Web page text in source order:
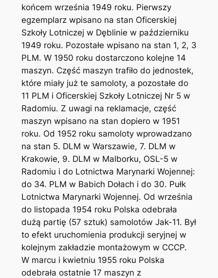
końcem września 1949 roku. Pierwszy
egzemplarz wpisano na stan Oficerskiej
Szkoły Lotniczej w Dęblinie w październiku
1949 roku. Pozostałe wpisano na stan 1, 2, 3
PLM. W 1950 roku dostarczono kolejne 14
maszyn. Część maszyn trafiło do jednostek,
które miały już te samoloty, a pozostałe do
11 PLM i Oficerskiej Szkoły Lotniczej Nr 5 w
Radomiu. Z uwagi na reklamacje, część
maszyn wpisano na stan dopiero w 1951
roku. Od 1952 roku samoloty wprowadzano
na stan 5. DLM w Warszawie, 7. DLM w
Krakowie, 9. DLM w Malborku, OSL-5 w
Radomiu i do Lotnictwa Marynarki Wojennej:
do 34. PLM w Babich Dołach i do 30. Pułk
Lotnictwa Marynarki Wojennej. Od września
do listopada 1954 roku Polska odebrała
dużą partię (57 sztuk) samolotów Jak-11. Był
to efekt uruchomienia produkcji seryjnej w
kolejnym zakładzie montażowym w CCCP.
W marcu i kwietniu 1955 roku Polska
odebrała ostatnie 17 maszyn z